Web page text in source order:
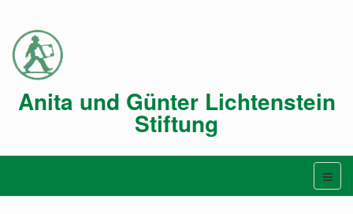
Anita und Günter Lichtenstein
Stiftung